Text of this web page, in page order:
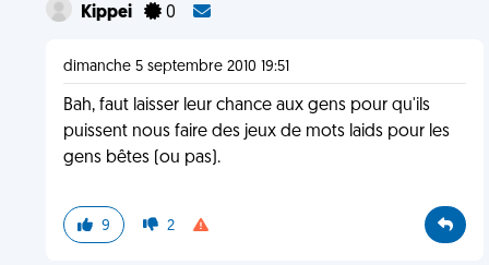
Kippei 0
dimanche 5 septembre 2010 19:51
Bah, faut laisser leur chance aux gens pour qu'ils
puissent nous faire des jeux de mots laids pour les
gens bêtes (ou pas).
9 2